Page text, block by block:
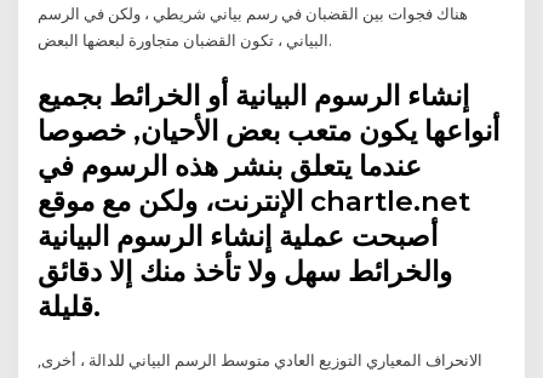
هناك فجوات بين القضبان في رسم بياني شريطي ، ولكن في الرسم
البياني ، تكون القضبان متجاورة لبعضها البعض.
إنشاء الرسوم البيانية أو الخرائط بجميع
أنواعها يكون متعب بعض الأحيان, خصوصا
عندما يتعلق بنشر هذه الرسوم في
الإنترنت، ولكن مع موقع chartle.net
أصبحت عملية إنشاء الرسوم البيانية
والخرائط سهل ولا تأخذ منك إلا دقائق
قليلة.
الانحراف المعياري التوزيع العادي متوسط الرسم البياني للدالة ، أخرى,